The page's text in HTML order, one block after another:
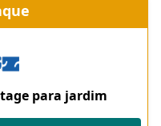
para jardim